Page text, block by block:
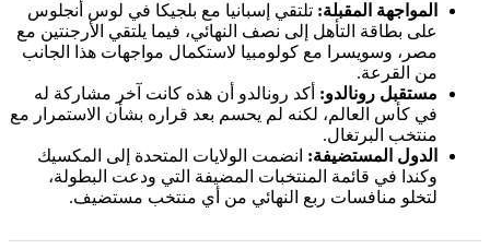
المواجهة المقبلة: تلتقي إسبانيا مع بلجيكا في لوس أنجلوس
على بطاقة التأهل إلى نصف النهائي، فيما يلتقي الأرجنتين مع
مصر، وسويسرا مع كولومبيا لاستكمال مواجهات هذا الجانب
من القرعة.
مستقبل رونالدو: أكد رونالدو أن هذه كانت آخر مشاركة له
في كأس العالم، لكنه لم يحسم بعد قراره بشأن الاستمرار مع
منتخب البرتغال.
الدول المستضيفة: انضمت الولايات المتحدة إلى المكسيك
وكندا في قائمة المنتخبات المضيفة التي ودعت البطولة،
لتخلو منافسات ربع النهائي من أي منتخب مستضيف.